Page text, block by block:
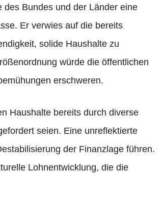
Bundes und der Länder eine
Er verwies auf die bereits
solide Haushalte zu
würde die öffentlichen
erschweren.
Haushalte bereits durch diverse
seien. Eine unreflektierte
der Finanzlage führen.
Lohnentwicklung, die die